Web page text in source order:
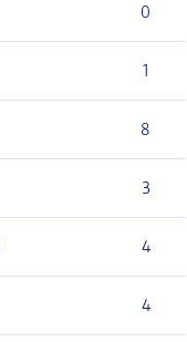
0
1
8
3
4
4